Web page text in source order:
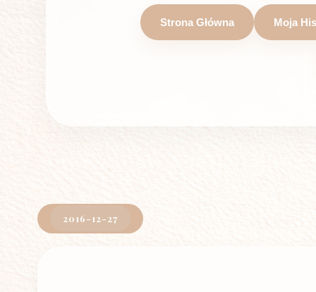
Strona Główna Moja
2016-12-27